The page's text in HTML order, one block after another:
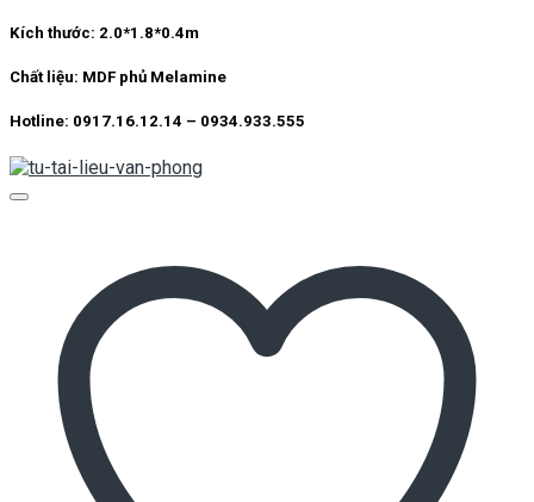
Kích thước: 2.0*1.8*0.4m
Chất liệu: MDF phủ Melamine
Hotline: 0917.16.12.14 – 0934.933.555